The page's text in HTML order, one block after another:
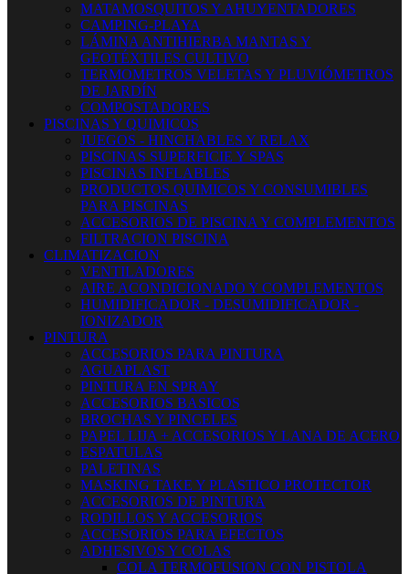
MATAMOSQUITOS Y AHUYENTADORES
CAMPING-PLAYA
LÁMINA ANTIHIERBA MANTAS Y
GEOTÉXTILES CULTIVO
TERMOMETROS VELETAS Y PLUVIÓMETROS
DE JARDÍN
COMPOSTADORES
PISCINAS Y QUIMICOS
JUEGOS - HINCHABLES Y RELAX
PISCINAS SUPERFICIE Y SPAS
PISCINAS INFLABLES
PRODUCTOS QUIMICOS Y CONSUMIBLES
PARA PISCINAS
ACCESORIOS DE PISCINA Y COMPLEMENTOS
FILTRACION PISCINA
CLIMATIZACION
VENTILADORES
AIRE ACONDICIONADO Y COMPLEMENTOS
HUMIDIFICADOR - DESUMIDIFICADOR -
IONIZADOR
PINTURA
ACCESORIOS PARA PINTURA
AGUAPLAST
PINTURA EN SPRAY
ACCESORIOS BASICOS
BROCHAS Y PINCELES
PAPEL LIJA + ACCESORIOS Y LANA DE ACERO
ESPATULAS
PALETINAS
MASKING TAKE Y PLASTICO PROTECTOR
ACCESORIOS DE PINTURA
RODILLOS Y ACCESORIOS
ACCESORIOS PARA EFECTOS
ADHESIVOS Y COLAS
COLA TERMOFUSION CON PISTOLA